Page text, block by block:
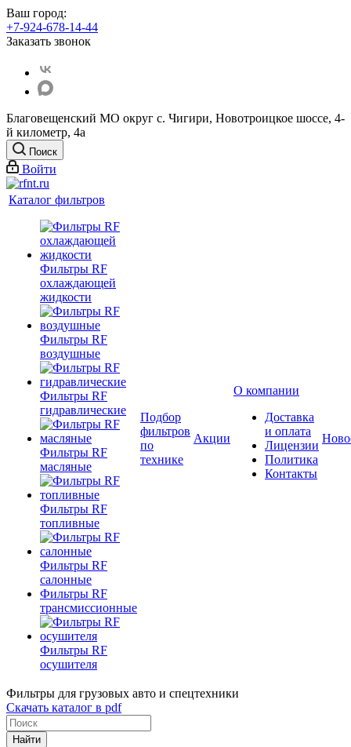
Ваш город:
+7-924-678-14-44‬
Заказать звонок
Благовещенский МО округ с. Чигири, Новотроицкое шоссе, 4-
й километр, 4а
Поиск
Войти
Каталог фильтров
Фильтры RF
охлаждающей
жидкости
Фильтры RF
воздушные
Фильтры RF
гидравлические
Фильтры RF
масляные
Фильтры RF
топливные
Фильтры RF
салонные
Фильтры RF
трансмиссионные
Фильтры RF
осушителя
Подбор
фильтров
по
технике
Акции
О компании
Доставка
и оплата
Лицензии
Политика
Контакты
Фильтры для грузовых авто и спецтехники
Скачать каталог в pdf
Найти